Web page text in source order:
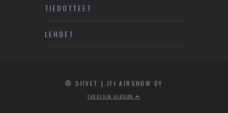
TIEDOTTEET
LEHDET
© SIIVET | JFI AIRSHOW OY
TAKAISIN ALKUUN